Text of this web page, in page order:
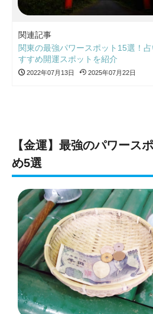
関連記事
関東の最強パワースポット15選！
すすめ開運スポットを紹介
2022年07月13日 2025年07月22日
【金運】最強のパワース
め5選